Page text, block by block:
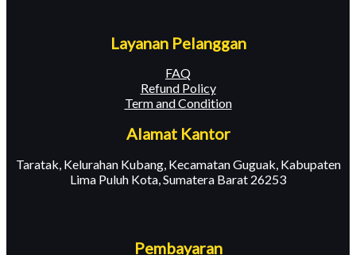
Layanan Pelanggan
FAQ
Refund Policy
Term and Condition
Alamat Kantor
Taratak, Kelurahan Kubang, Kecamatan Guguak, Kabupaten
Lima Puluh Kota, Sumatera Barat 26253
Pembayaran